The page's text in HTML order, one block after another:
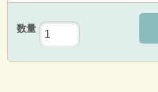
数量